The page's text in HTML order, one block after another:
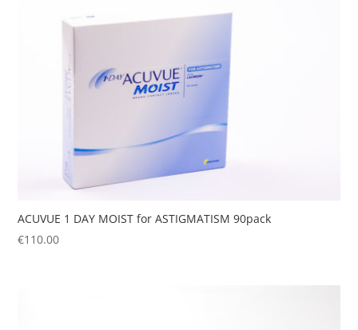
ACUVUE 1 DAY MOIST for ASTIGMATISM 90pack
€110.00